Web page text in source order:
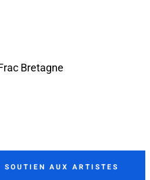
Bretagne
SOUTIEN AUX ARTISTES